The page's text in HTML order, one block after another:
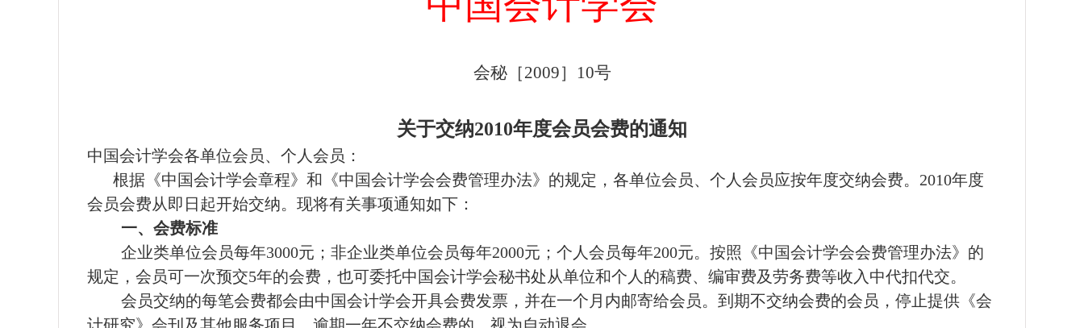
会秘［2009］ 10号
关于交纳2010年度会员会费的通知
中国会计学会各单位会员、个人会员：
根据《中国会计学会章程》和《中国会计学会会费管理办法》的规定，各单位会员、个人会员应按年度交纳会费。 2010年度
会员会费从即日起开始交纳。现将有关事项通知如下：
一、会费标准
企业类单位会员每年3000元；非企业类单位会员每年2000元；个人会员每年200元。按照《中国会计学会会费管理办法》的
规定，会员可一次预交5年的会费，也可委托中国会计学会秘书处从单位和个人的稿费、编审费及劳务费等收入中代扣代交。
会员交纳的每笔会费都会由中国会计学会开具会费发票，并在一个月内邮寄给会员。到期不交纳会费的会员，停止提供《会